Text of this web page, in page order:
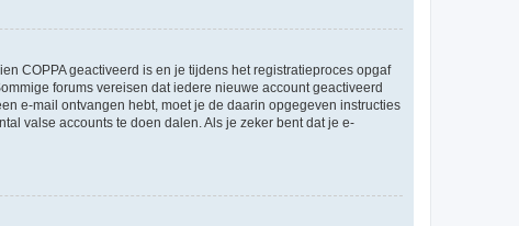
COPPA geactiveerd is en je tijdens het registratieproces opgaf
forums vereisen dat iedere nieuwe account geactiveerd
e-mail ontvangen hebt, moet je de daarin opgegeven instructies
valse accounts te doen dalen. Als je zeker bent dat je e-